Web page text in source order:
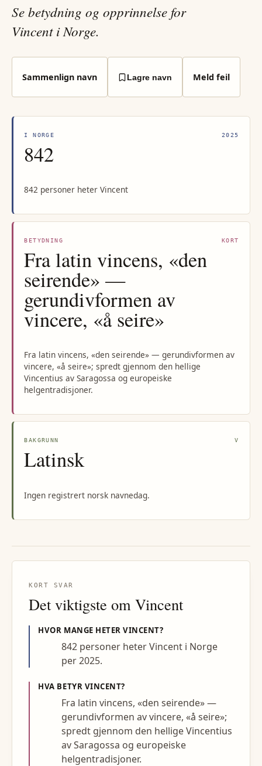
Se betydning og opprinnelse for
Vincent i Norge.
Sammenlign navn Lagre navn Meld feil
I NORGE 2025
842
842 personer heter Vincent
BETYDNING KORT
Fra latin vincens, «den
seirende» —
gerundivformen av
vincere, «å seire»
Fra latin vincens, «den seirende» — gerundivformen av
vincere, «å seire»; spredt gjennom den hellige
Vincentius av Saragossa og europeiske
helgentradisjoner.
BAKGRUNN V
Latinsk
Ingen registrert norsk navnedag.
KORT SVAR
Det viktigste om Vincent
HVOR MANGE HETERVINCENT?
842 personer heter Vincent i Norge
per 2025.
HVA BETYR VINCENT?
Fra latin vincens, «den seirende» —
gerundivformen av vincere, «å seire»;
spredt gjennom den hellige Vincentius
av Saragossa og europeiske
helgentradisjoner.